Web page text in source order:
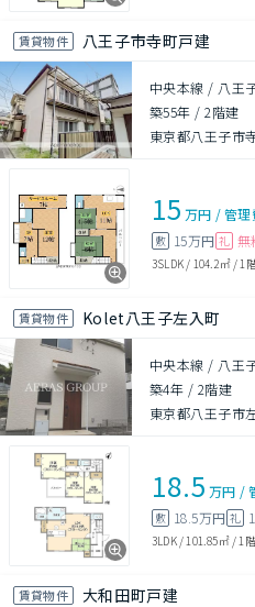
賃貸物件 八王子市寺町戸建
中央本線 / 八王
築55年 /2階建
東京都八王子市
15 万円 /管理
敷 15万円 礼 無
3SLDK / 104.2㎡/ 1
賃貸物件 Kolet八王子左入町
中央本線 / 八王
築4年 / 2階建
東京都八王子市
18.5 万円 /
敷 18.5万円 礼
3LDK/ 101.85㎡/ 1階
賃貸物件 大和田町戸建